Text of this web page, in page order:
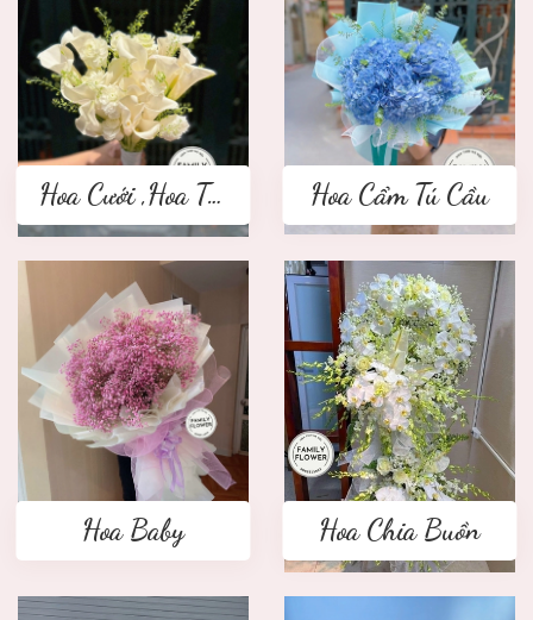
Hoa Cưới ,Hoa Tay Cầm Cô Dâu Hoa Cẩm Tú Cầu
Hoa Baby Hoa Chia Buồn